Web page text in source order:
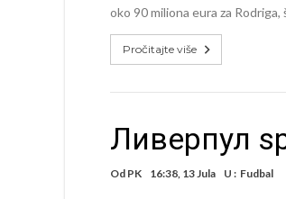
oko 90 miliona eura za
Pročitajte više
Ливерпул
Od PK 16:38, 13 Jula U : Fudbal